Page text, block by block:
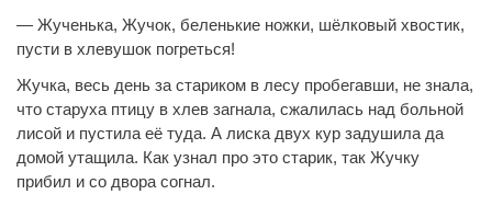
— Жученька, Жучок, беленькие ножки, шёлковый хвостик,
пусти в хлевушок погреться!
Жучка, весь день за стариком в лесу пробегавши, не знала,
что старуха птицу в хлев загнала, сжалилась над больной
лисой и пустила её туда. А лиска двух кур задушила да
домой утащила. Как узнал про это старик, так Жучку
прибил и со двора согнал.